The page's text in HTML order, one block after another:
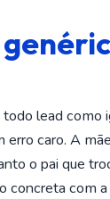
lead
caro. A
o pai que
concreta com